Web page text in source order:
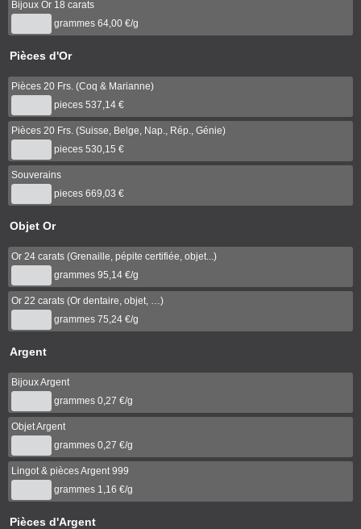
Bijoux Or 18 carats
grammes 64,00 €/g
Pièces d'Or
Pièces 20 Frs. (Coq & Marianne)
pieces 537,14 €
Pièces 20 Frs. (Suisse, Belge, Nap., Rép., Génie)
pieces 530,15 €
Souverains
pieces 669,03 €
Objet Or
Or 24 carats (Grenaille, pépite certifiée, objet...)
grammes 95,14 €/g
Or 22 carats (Or dentaire, objet, …)
grammes 75,24 €/g
Argent
Bijoux Argent
grammes 0,27 €/g
Objet Argent
grammes 0,27 €/g
Lingot & pièces Argent 999
grammes 1,16 €/g
Pièces d'Argent